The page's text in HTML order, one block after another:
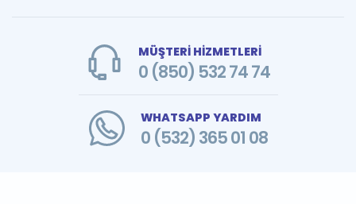
MÜŞTERİ HİZMETLERİ
0 (850) 532 74 74
WHATSAPP YARDIM
0 (532) 365 01 08